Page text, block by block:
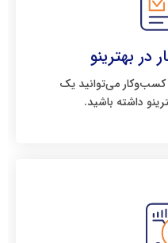
می‌توانید یک
داشته باشید.